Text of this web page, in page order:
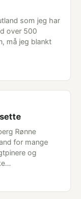
som jeg har
over 500
må jeg blankt
Rønne
for mange
og